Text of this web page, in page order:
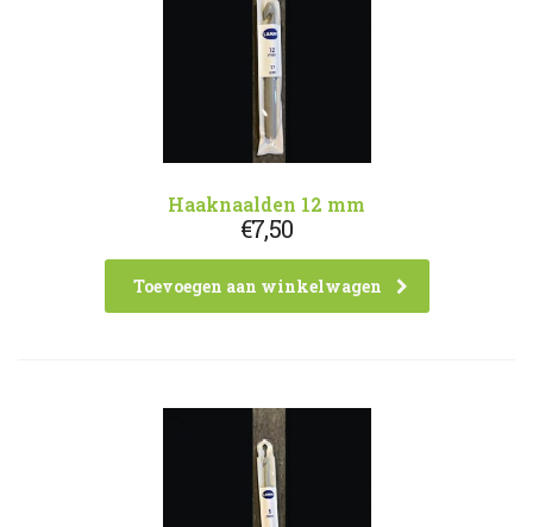
Haaknaalden 12 mm
€7,50
Toevoegen aan winkelwagen